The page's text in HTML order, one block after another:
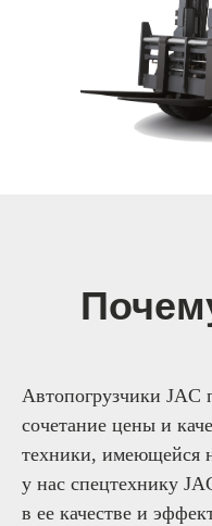
Автопогрузчики JAC
сочетание цены и
техники, имеющейся
у нас спецтехнику
в ее качестве и